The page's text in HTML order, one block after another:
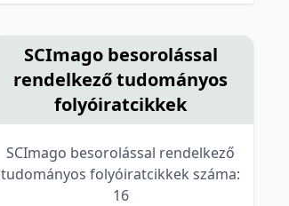
SCImago besorolással
rendelkező tudományos
folyóiratcikkek
SCImago besorolással rendelkező
tudományos folyóiratcikkek száma:
16